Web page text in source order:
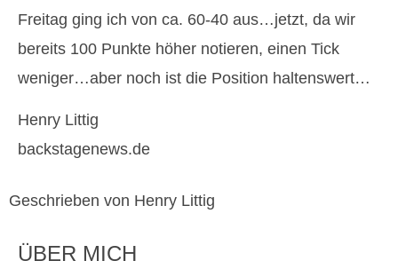
Freitag ging ich von ca. 60-40 aus…jetzt, da wir
bereits 100 Punkte höher notieren, einen Tick
weniger…aber noch ist die Position haltenswert…
Henry Littig
backstagenews.de
Geschrieben von Henry Littig
ÜBER MICH